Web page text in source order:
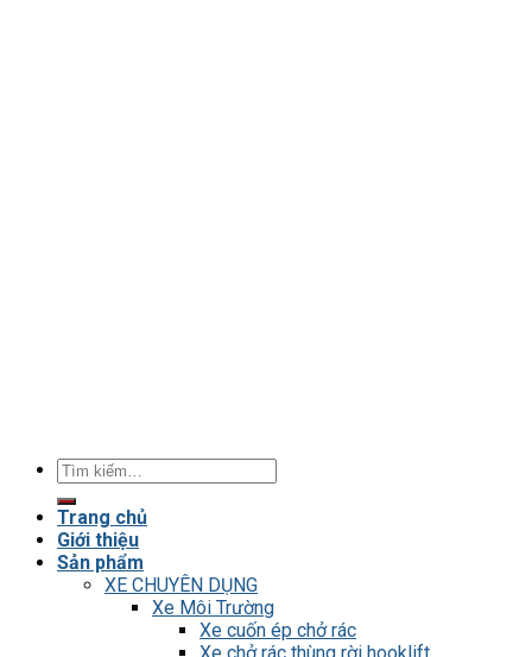
Tìm
Trang chủ
Giới thiệu
Sản phẩm
XE CHUYÊN DỤNG
Xe Môi Trường
Xe cuốn ép chở rác